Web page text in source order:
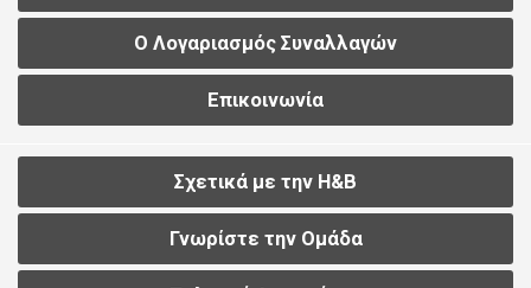
Ο Λογαριασμός Συναλλαγών
Επικοινωνία
Σχετικά με την H&B
Γνωρίστε την Ομάδα